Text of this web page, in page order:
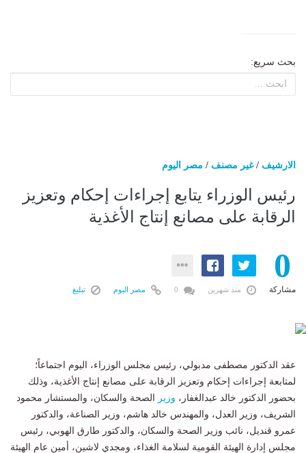
بحث سريع:
الارشيف /غير مصنف / مصر اليوم
رئيس الوزراء يتابع إجراءات إحكام وتعزيز
الرقابة على مصانع إنتاج الأغذية
0
مشاركة منذ شهرين مصر اليوم تبليغ
عقد الدكتور مصطفى مدبولي، رئيس مجلس الوزراء، اليوم اجتماعاً؛
لمتابعة إجراءات إحكام وتعزيز الرقابة على مصانع إنتاج الأغذية، وذلك
بحضور الدكتور خالد عبدالغفار، وزير الصحة والسكان، والمستشار محمود
الشريف، وزير العدل، والمهندس خالد هاشم، وزير الصناعة، والدكتور
عمرو قنديل، نائب وزير الصحة والسكان، والدكتور طارق الهوبي، رئيس
مجلس إدارة الهيئة القومية لسلامة الغذاء، ومجدي لاشين، أمين عام الهيئة